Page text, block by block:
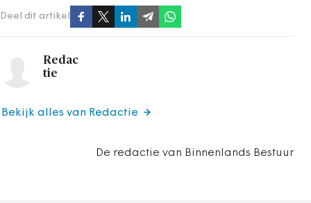
Deel dit artikel
Redac
tie
De redactie van Binnenlands Bestuur
Bekijk alles van Redactie